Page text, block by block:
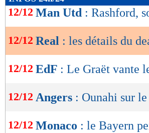
de
OK
12/12 Man Utd : Rashford,
12/12 Real : les détails du
12/12 EdF : Le Graët vante
12/12 Angers : Ounahi sur
12/12 Monaco : le Bayern